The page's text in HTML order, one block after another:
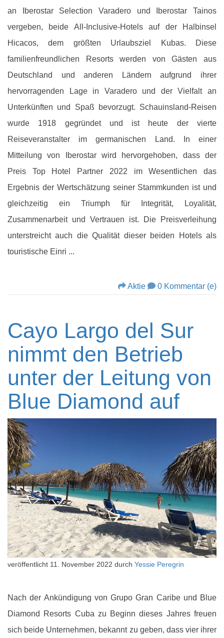
an Iberostar Selection Varadero und Iberostar Tainos
vergeben, beide All-Inclusive-Hotels auf der Halbinsel
Hicacos, dem größten Urlaubsziel Kubas. Diese
familienfreundlichen Resorts werden von Gästen aus
Deutschland und anderen Ländern aufgrund ihrer
hervorragenden Lage in Varadero und der Vielfalt an
Unterkünften und Spaß bevorzugt. Schauinsland-Reisen
wurde 1918 gegründet und ist heute der vierte
Reiseveranstalter im germanischen Land. In einer
Mitteilung von Iberostar wird hervorgehoben, dass der
Preis Top Hotel Partner 2022 im Wesentlichen das
Ergebnis der Wertschätzung seiner Stammkunden ist und
gleichzeitig ein Triumph für Integrität, Loyalität,
Zusammenarbeit und Vertrauen ist. Die Preisverleihung
unterstreicht auch die Qualität dieser beiden Hotels als
touristische Einri ...
Aktie 0 Kommentar (e)
Cayo Largo del Sur
nimmt den Betrieb
unter der Leitung von
Blue Diamond auf
veröffentlicht 11. November 2022 durch Yessie Peregrin
Nach der Ankündigung von Grupo Gran Caribe und Blue
Diamond Resorts Cuba zu Beginn dieses Jahres freuen
sich beide Unternehmen, bekannt zu geben, dass vier ihrer